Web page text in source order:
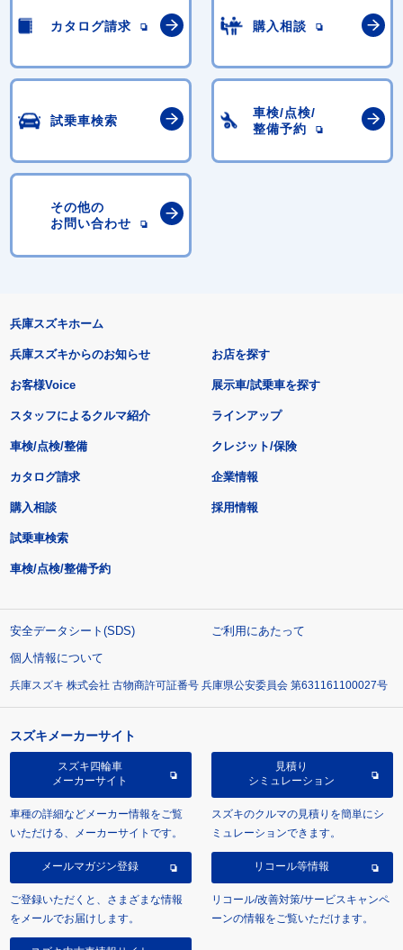
カタログ請求 購入相談
試乗車検索
車検/点検/
整備予約
その他の
お問い合わせ
兵庫スズキホーム
兵庫スズキからのお知らせ
お客様Voice
スタッフによるクルマ紹介
お店を探す
展示車/試乗車を探す
ラインアップ
車検/点検/整備 クレジット/保険
カタログ請求
購入相談
試乗車検索
車検/点検/整備予約
企業情報
採用情報
安全データシート(SDS)
ご利用にあたって
個人情報について
兵庫スズキ 株式会社 古物商許可証番号 兵庫県公安委員会 第631161100027号
スズキメーカーサイト
スズキ四輪車
メーカーサイト
車種の詳細などメーカー情報をご覧
いただける、メーカーサイトです。
見積り
シミュレーション
スズキのクルマの見積りを簡単にシ
ミュレーションできます。
メールマガジン登録
ご登録いただくと、さまざまな情報
をメールでお届けします。
リコール等情報
リコール/改善対策/サービスキャンペ
ーンの情報をご覧いただけます。